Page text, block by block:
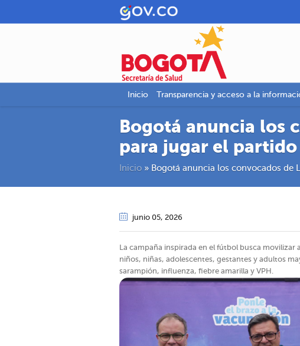
Inicio Transparencia y acceso a la
Bogotá anuncia los
para jugar el
Inicio » Bogotá anuncia los convocados de
junio 05, 2026
La campaña inspirada en el fútbol busca movilizar
niños, niñas, adolescentes, gestantes y adultos
sarampión, influenza, fiebre amarilla y VPH.